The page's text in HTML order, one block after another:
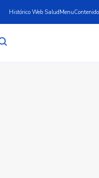
Histórico Web SaludMenuContenido